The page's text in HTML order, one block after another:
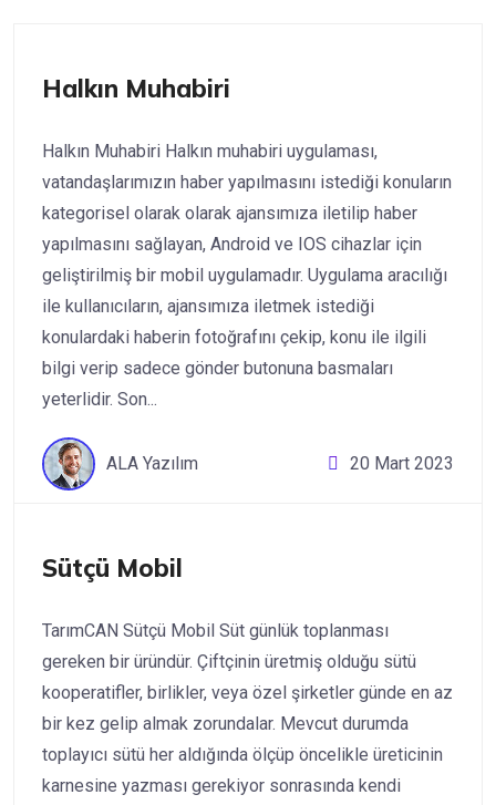
Halkın Muhabiri
Halkın Muhabiri Halkın muhabiri uygulaması,
vatandaşlarımızın haber yapılmasını istediği konuların
kategorisel olarak olarak ajansımıza iletilip haber
yapılmasını sağlayan, Android ve IOS cihazlar için
geliştirilmiş bir mobil uygulamadır. Uygulama aracılığı
ile kullanıcıların, ajansımıza iletmek istediği
konulardaki haberin fotoğrafını çekip, konu ile ilgili
bilgi verip sadece gönder butonuna basmaları
yeterlidir. Son...
ALA Yazılım 20 Mart 2023
Sütçü Mobil
TarımCAN Sütçü Mobil Süt günlük toplanması
gereken bir üründür. Çiftçinin üretmiş olduğu sütü
kooperatifler, birlikler, veya özel şirketler günde en az
bir kez gelip almak zorundalar. Mevcut durumda
toplayıcı sütü her aldığında ölçüp öncelikle üreticinin
karnesine yazması gerekiyor sonrasında kendi